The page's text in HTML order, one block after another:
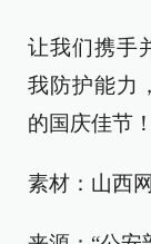
让我们携手
我防护能力
的国庆佳节！
素材：山西